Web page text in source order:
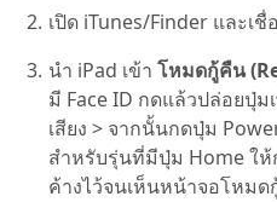
เปิด iTunes/Finder และเ
นำ iPad เข้า โหมดกู้คืน
มี Face ID กดแล้วปล่อยปุ่ม
เสียง > จากนั้นกดปุ่ม
สำหรับรุ่นที่มีปุ่ม Home ใ
ค้างไว้จนเห็นหน้าจอโหม